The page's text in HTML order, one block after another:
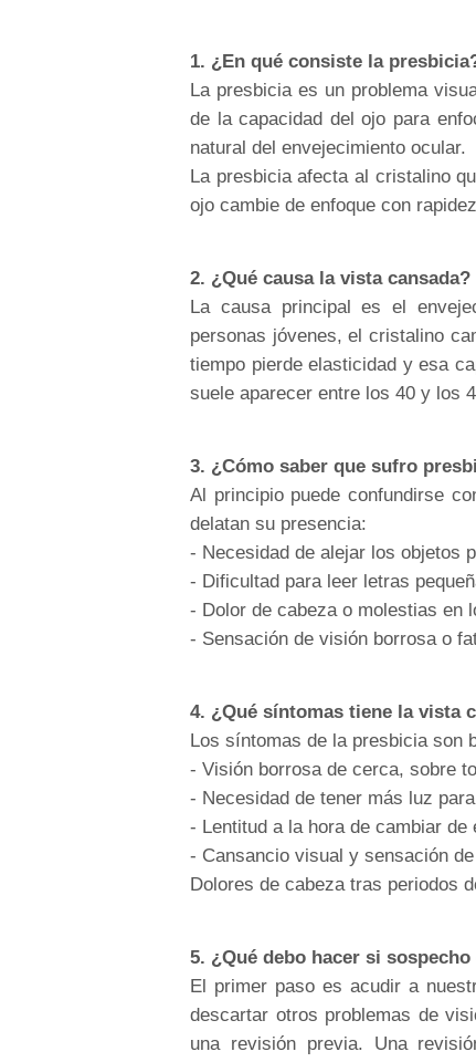
1. ¿En qué consiste la
La presbicia es un problema
de la capacidad del ojo para
natural del envejecimiento ocular.
La presbicia afecta al cristalino
ojo cambie de enfoque con
2. ¿Qué causa la vista cansada?
La causa principal es el
personas jóvenes, el cristalino
tiempo pierde elasticidad y esa
suele aparecer entre los 40 y los
3. ¿Cómo saber que sufro
Al principio puede confundirse
delatan su presencia:
- Necesidad de alejar los objetos
- Dificultad para leer letras
- Dolor de cabeza o molestias en
- Sensación de visión borrosa o
4. ¿Qué síntomas tiene la vista
Los síntomas de la presbicia son
- Visión borrosa de cerca, sobre
- Necesidad de tener más luz
- Lentitud a la hora de cambiar
- Cansancio visual y sensación
Dolores de cabeza tras periodos
5. ¿Qué debo hacer si
El primer paso es acudir a
descartar otros problemas de
una revisión previa. Una